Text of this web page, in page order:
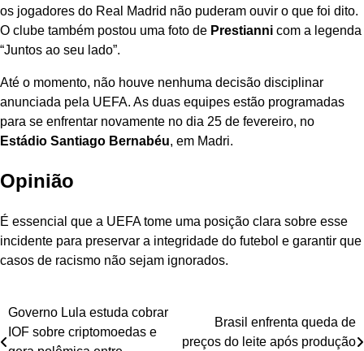
os jogadores do Real Madrid não puderam ouvir o que foi dito.
O clube também postou uma foto de Prestianni com a legenda
“Juntos ao seu lado”.
Até o momento, não houve nenhuma decisão disciplinar
anunciada pela UEFA. As duas equipes estão programadas
para se enfrentar novamente no dia 25 de fevereiro, no
Estádio Santiago Bernabéu, em Madri.
Opinião
É essencial que a UEFA tome uma posição clara sobre esse
incidente para preservar a integridade do futebol e garantir que
casos de racismo não sejam ignorados.
Navegação
de
Governo Lula estuda cobrar
IOF sobre criptomoedas e
Brasil enfrenta queda de
preços do leite após produção